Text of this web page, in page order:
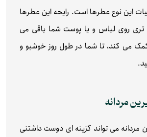
این نوع عطرها است. رایحه این عطرها
تری روی لباس و یا پوست شما باقی می
می کند، تا شما در طول روز خوشبو و
مردانه
مردانه می تواند گزینه ای دوست داشتنی